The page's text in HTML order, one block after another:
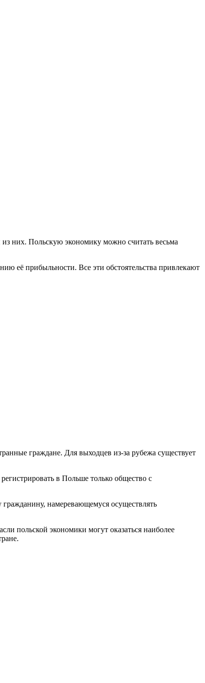
из них. Польскую экономику можно считать весьма
её прибыльности. Все эти обстоятельства привлекают
граждане. Для выходцев из-за рубежа существует
в Польше только общество с
гражданину, намеревающемуся осуществлять
польской экономики могут оказаться наиболее